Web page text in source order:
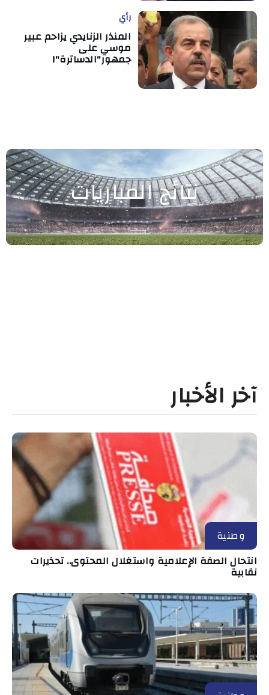
رأي
المنذر الزنايدي يزاحم عبير
موسي على
جمهور"الدساترة"!
نتائج المباريات
آخر الأخبار
وطنية
انتحال الصفة الإعلامية واستغلال المحتوى.. تحذيرات
نقابية